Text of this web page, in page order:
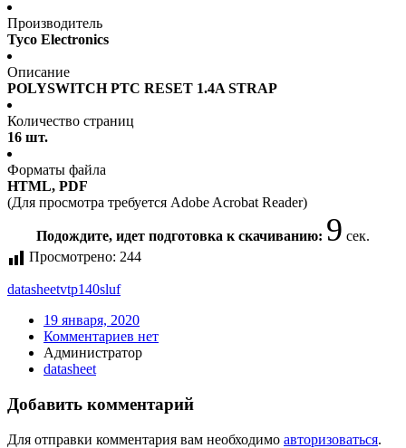
Производитель
Tyco Electronics
Описание
POLYSWITCH PTC RESET 1.4A STRAP
Количество страниц
16 шт.
Форматы файла
HTML, PDF
(Для просмотра требуется Adobe Acrobat Reader)
Подождите, идет подготовка к скачиванию: 9 сек.
Просмотрено: 244
datasheetvtp140sluf
19 января, 2020
Комментариев нет
Администратор
datasheet
Добавить комментарий
Для отправки комментария вам необходимо авторизоваться.